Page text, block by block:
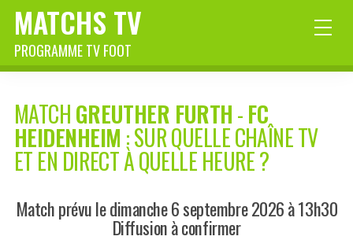
MATCHS TV
PROGRAMME TV FOOT
MATCHGREUTHER FURTH-FC
HEIDENHEIM : SUR QUELLE CHAÎNE TV
ET EN DIRECT À QUELLE HEURE ?
Match prévu le dimanche 6 septembre 2026 à 13h30
Diffusion à confirmer